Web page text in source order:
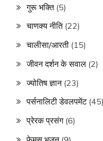
गुरू भक्ति(5)
चाणक्य नीति(22)
चालीसा/आरती (15)
जीवन दर्शन के सवाल (2)
ज्योतिष ज्ञान(23)
पर्सनालिटी डेवलपमेंट(45)
प्रेरक प्रसंग(6)